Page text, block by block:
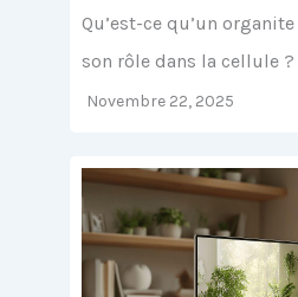
Qu’est-ce qu’un
son rôle dans la cellule ?
Novembre 22, 2025